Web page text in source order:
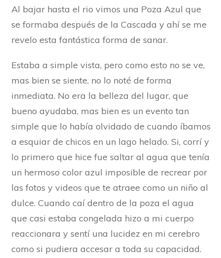
Al bajar hasta el rio vimos una Poza Azul que
se formaba después de la Cascada y ahí se me
revelo esta fantástica forma de sanar.
Estaba a simple vista, pero como esto no se ve,
mas bien se siente, no lo noté de forma
inmediata. No era la belleza del lugar, que
bueno ayudaba, mas bien es un evento tan
simple que lo había olvidado de cuando íbamos
a esquiar de chicos en un lago helado. Si, corrí y
lo primero que hice fue saltar al agua que tenía
un hermoso color azul imposible de recrear por
las fotos y videos que te atraee como un niño al
dulce. Cuando caí dentro de la poza el agua
que casi estaba congelada hizo a mi cuerpo
reaccionara y sentí una lucidez en mi cerebro
como si pudiera accesar a toda su capacidad.